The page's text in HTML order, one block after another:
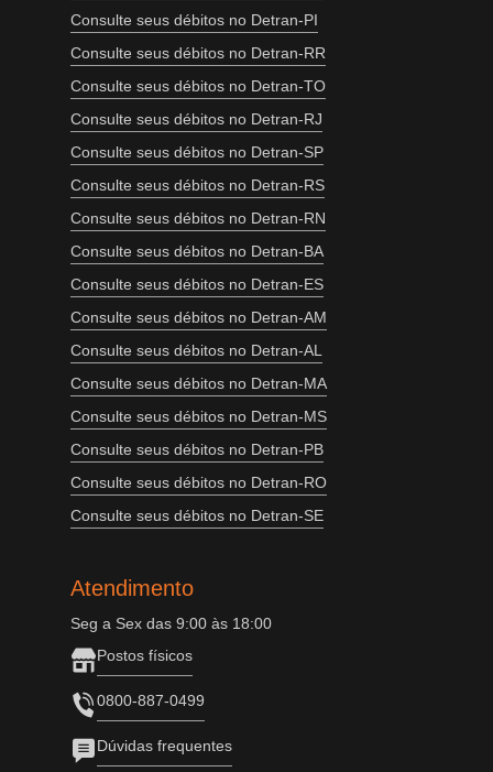
Consulte seus débitos no Detran-PI
Consulte seus débitos no Detran-RR
Consulte seus débitos no Detran-TO
Consulte seus débitos no Detran-RJ
Consulte seus débitos no Detran-SP
Consulte seus débitos no Detran-RS
Consulte seus débitos no Detran-RN
Consulte seus débitos no Detran-BA
Consulte seus débitos no Detran-ES
Consulte seus débitos no Detran-AM
Consulte seus débitos no Detran-AL
Consulte seus débitos no Detran-MA
Consulte seus débitos no Detran-MS
Consulte seus débitos no Detran-PB
Consulte seus débitos no Detran-RO
Consulte seus débitos no Detran-SE
Atendimento
Seg a Sex das 9:00 às 18:00
Postos físicos
0800-887-0499
Dúvidas frequentes